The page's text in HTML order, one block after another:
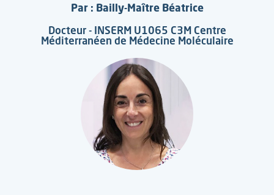
Par : Bailly-Maître Béatrice
Docteur - INSERM U1065 C3M Centre
Méditerranéen de Médecine Moléculaire